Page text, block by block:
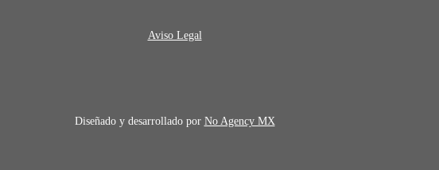
Aviso Legal
Diseñado y desarrollado por No Agency MX